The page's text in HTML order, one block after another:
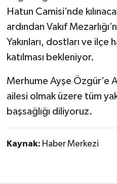
Hatun Camisi’nde
ardından Vakıf
Yakınları, dostları ve ilçe
katılması bekleniyor.
Merhume Ayşe Özgür’e
ailesi olmak üzere tüm
başsağlığı diliyoruz.
Kaynak: Haber Merkezi
Teknoloji Haberleri
Dünya Haberleri
Yerel Haberler
Haber Arşivi